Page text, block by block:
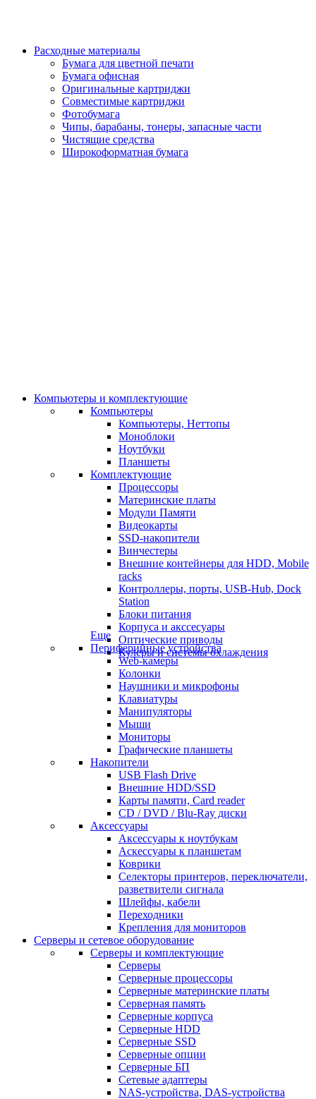
Расходные материалы
Бумага для цветной печати
Бумага офисная
Оригинальные картриджи
Совместимые картриджи
Фотобумага
Чипы, барабаны, тонеры, запасные части
Чистящие средства
Широкоформатная бумага
Компьютеры и комплектующие
Компьютеры
Компьютеры, Неттопы
Моноблоки
Ноутбуки
Планшеты
Комплектующие
Процессоры
Материнские платы
Модули Памяти
Видеокарты
SSD-накопители
Винчестеры
Внешние контейнеры для HDD, Mobile
racks
Контроллеры, порты, USB-Hub, Dock
Station
Блоки питания
Корпуса и акссесуары
Оптические приводы
Кулеры и системы охлаждения
Еще
Периферийные устройства
Web-камеры
Колонки
Наушники и микрофоны
Клавиатуры
Манипуляторы
Мыши
Мониторы
Графические планшеты
Накопители
USB Flash Drive
Внешние HDD/SSD
Карты памяти, Card reader
CD / DVD / Blu-Ray диски
Аксессуары
Аксессуары к ноутбукам
Аскессуары к планшетам
Коврики
Селекторы принтеров, переключатели,
разветвители сигнала
Шлейфы, кабели
Переходники
Крепления для мониторов
Серверы и сетевое оборудование
Серверы и комплектующие
Серверы
Серверные процессоры
Серверные материнские платы
Серверная память
Серверные корпуса
Серверные HDD
Серверные SSD
Серверные опции
Серверные БП
Сетевые адаптеры
NAS-устройства, DAS-устройства